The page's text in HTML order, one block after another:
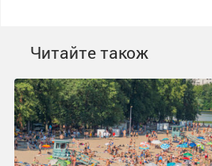
Читайте також